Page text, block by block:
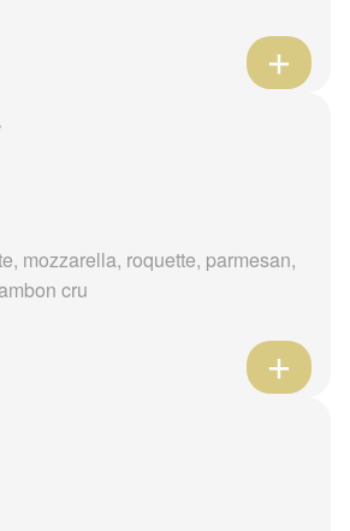
mozzarella, roquette, parmesan,
cru